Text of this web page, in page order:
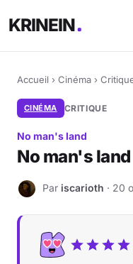
KRINEIN
Accueil › Cinéma ›
CINÉMA CRITIQUE
No man's land
No man's land
I Par iscarioth · 20